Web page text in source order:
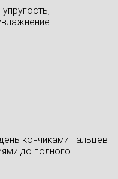
кончиками пальцев
до полного